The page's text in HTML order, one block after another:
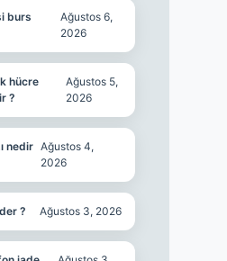
burs
Ağustos 6,
2026
hücre
?
Ağustos 5,
2026
nedir Ağustos 4,
2026
? Ağustos 3, 2026